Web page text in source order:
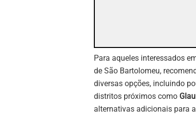
Para aqueles interessados
de São Bartolomeu,
diversas opções, incluindo
distritos próximos como
alternativas adicionais para